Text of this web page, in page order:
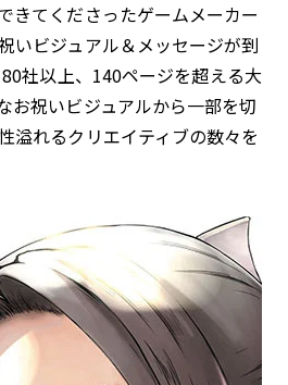
きてくださったゲームメーカー
いビジュアル＆メッセージが到
社以上、140ページを超える大
お祝いビジュアルから一部を切
溢れるクリエイティブの数々を